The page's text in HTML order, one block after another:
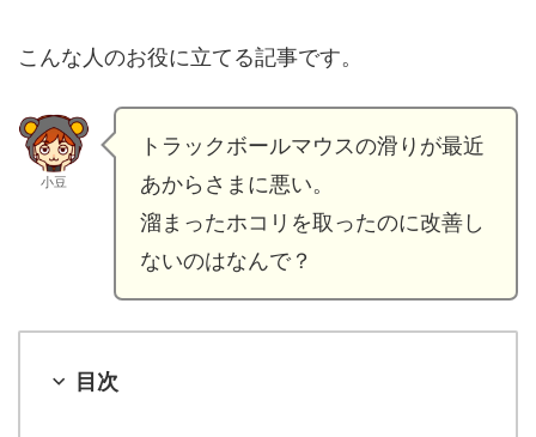
こんな人のお役に立てる記事です。
小豆
トラックボールマウスの滑りが最近
あからさまに悪い。
溜まったホコリを取ったのに改善し
ないのはなんで？
目次